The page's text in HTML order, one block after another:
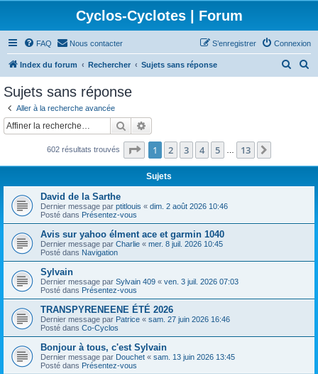
Cyclos-Cyclotes | Forum
FAQ Nous contacter Connexion
S’enregistrer
Index du forum Rechercher Sujets sans réponse
c
c
Sujets sans réponse
Aller à la recherche avancée
Rechercher
602 résultats trouvés Page 1sur13
1 2 3 4 5 13
Sujets
David de la Sarthe
Dernier message par ptitlouis « dim. 2 août 2026 10:46
Posté dans Présentez-vous
Avis sur yahoo élment ace et garmin 1040
Dernier message par Charlie « mer. 8 juil. 2026 10:45
Posté dans Navigation
Sylvain
Dernier message par Sylvain 409 « ven. 3 juil. 2026 07:03
Posté dans Présentez-vous
TRANSPYRENEENE ÉTÉ 2026
Dernier message par Patrice « sam. 27 juin 2026 16:46
Posté dans Co-Cyclos
Bonjour à tous, c'est Sylvain
Dernier message par Douchet « sam. 13 juin 2026 13:45
Posté dans Présentez-vous